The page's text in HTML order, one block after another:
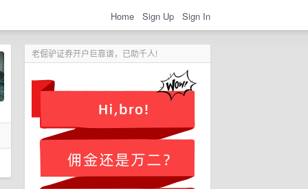
Home Sign Up Sign In
老倔驴证券开户巨靠谱，已助千人!